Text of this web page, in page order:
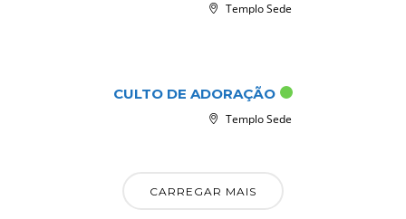
Templo Sede
CULTO DE ADORAÇÃO
Templo Sede
CARREGAR MAIS